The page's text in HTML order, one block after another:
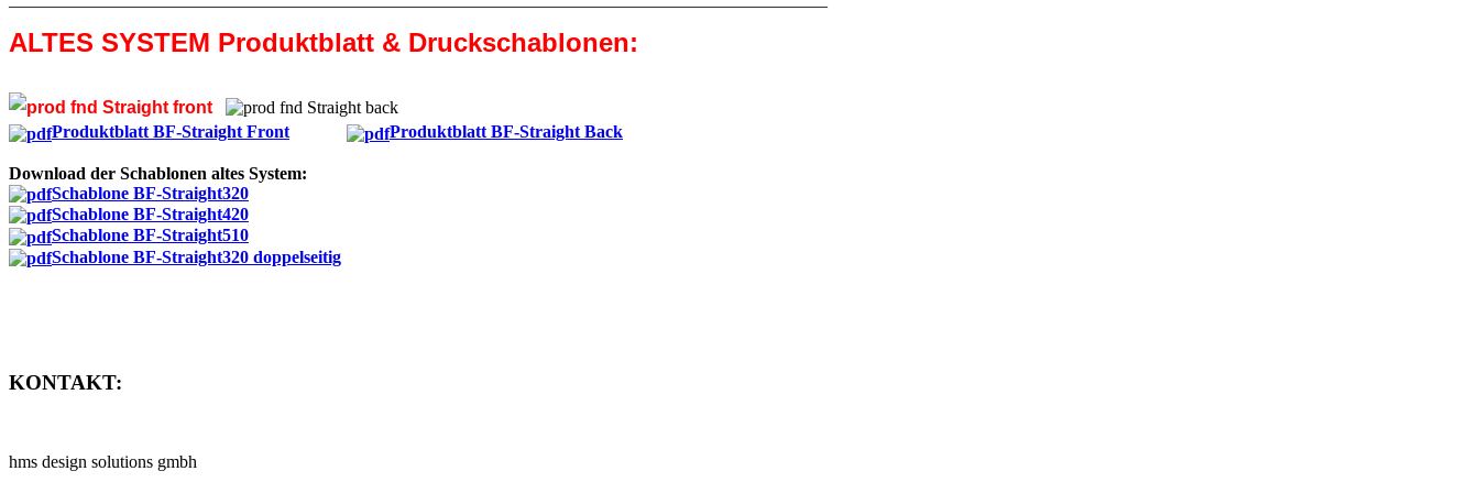
ALTES SYSTEM Produktblatt & Druckschablonen:
Produktblatt BF-Straight Front Produktblatt BF-Straight Back
Download der Schablonen altes System:
Schablone BF-Straight320
Schablone BF-Straight420
Schablone BF-Straight510
Schablone BF-Straight320 doppelseitig
KONTAKT:
hms design solutions gmbh